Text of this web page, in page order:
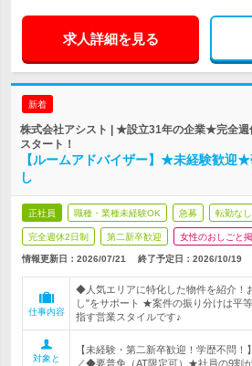
求人詳細を見る
新着
株式会社アシスト | ★設立31年の企業★完全
スタート！
【ルームアドバイザー】★未経験歓迎
し
正社員 職種・業種未経験OK 急募 転勤なし
完全週休2日制 第二新卒歓迎 女性のおしごと
情報更新日：2026/07/21 終了予定日： 2026/10/19
仕事内容
◆人気エリアに特化した物件を紹介！
し"をサポート ★案件の振り分けは平
指す営業スタイルです♪
対象と
【未経験・第二新卒歓迎！学歴不問
／◆要普免（AT限定可）★社員の9割